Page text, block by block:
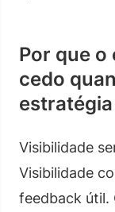
Por que o
cedo
Visibilidade
Visibilidade
feedback útil.